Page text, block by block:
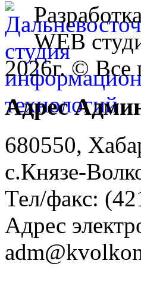
WEB
2026г. © Все
Адрес
680550,
с.Князе-
Тел/факс:
Адрес